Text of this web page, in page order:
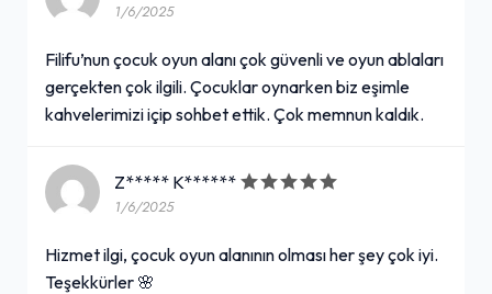
1/6/2025
Filifu’nun çocuk oyun alanı çok güvenli ve oyun ablaları
gerçekten çok ilgili. Çocuklar oynarken biz eşimle
kahvelerimizi içip sohbet ettik. Çok memnun kaldık.
Z***** K******
1/6/2025
Hizmet ilgi, çocuk oyun alanının olması her şey çok iyi.
Teşekkürler 🌸